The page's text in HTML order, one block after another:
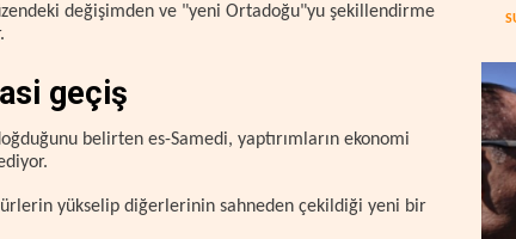
değişimden ve "yeni Ortadoğu"yu şekillendirme
geçiş
belirten es-Samedi, yaptırımların ekonomi
yükselip diğerlerinin sahneden çekildiği yeni bir